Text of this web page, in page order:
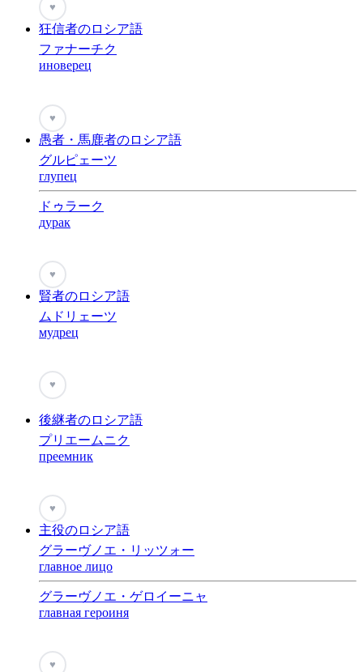
♥
狂信者のロシア語
ファナーチク
иноверец
♥
愚者・馬鹿者のロシア語
グルピェーツ
глупец
ドゥラーク
дурак
♥
賢者のロシア語
ムドリェーツ
мудрец
♥
後継者のロシア語
プリエームニク
преемник
♥
主役のロシア語
グラーヴノエ・リッツォー
главное лицо
グラーヴノエ・ゲロイーニャ
главная героиня
♥